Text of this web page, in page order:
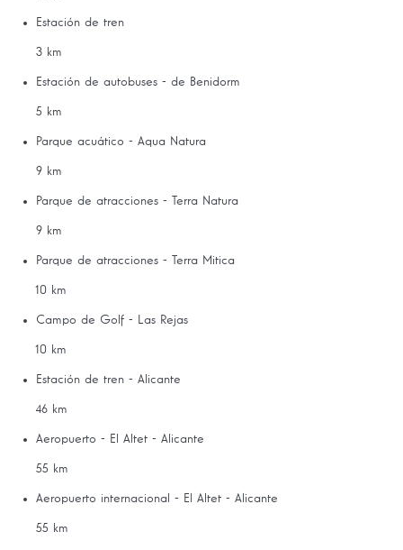
Estación de tren
3 km
Estación de autobuses - de Benidorm
5 km
Parque acuático - Aqua Natura
9 km
Parque de atracciones - Terra Natura
9 km
Parque de atracciones - Terra Mitica
10 km
Campo de Golf - Las Rejas
10 km
Estación de tren - Alicante
46 km
Aeropuerto - El Altet - Alicante
55 km
Aeropuerto internacional - El Altet - Alicante
55 km